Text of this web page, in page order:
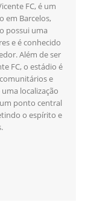
FC, é um
em Barcelos,
possui uma
e é conhecido
Além de ser
FC, o estádio é
e
localização
ponto central
o espírito e